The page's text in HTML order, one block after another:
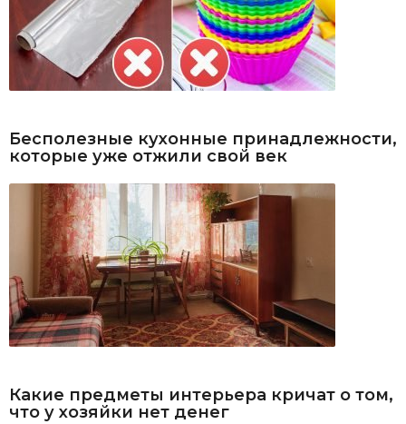
Бесполезные кухонные принадлежности,
которые уже отжили свой век
Какие предметы интерьера кричат о том,
что у хозяйки нет денег